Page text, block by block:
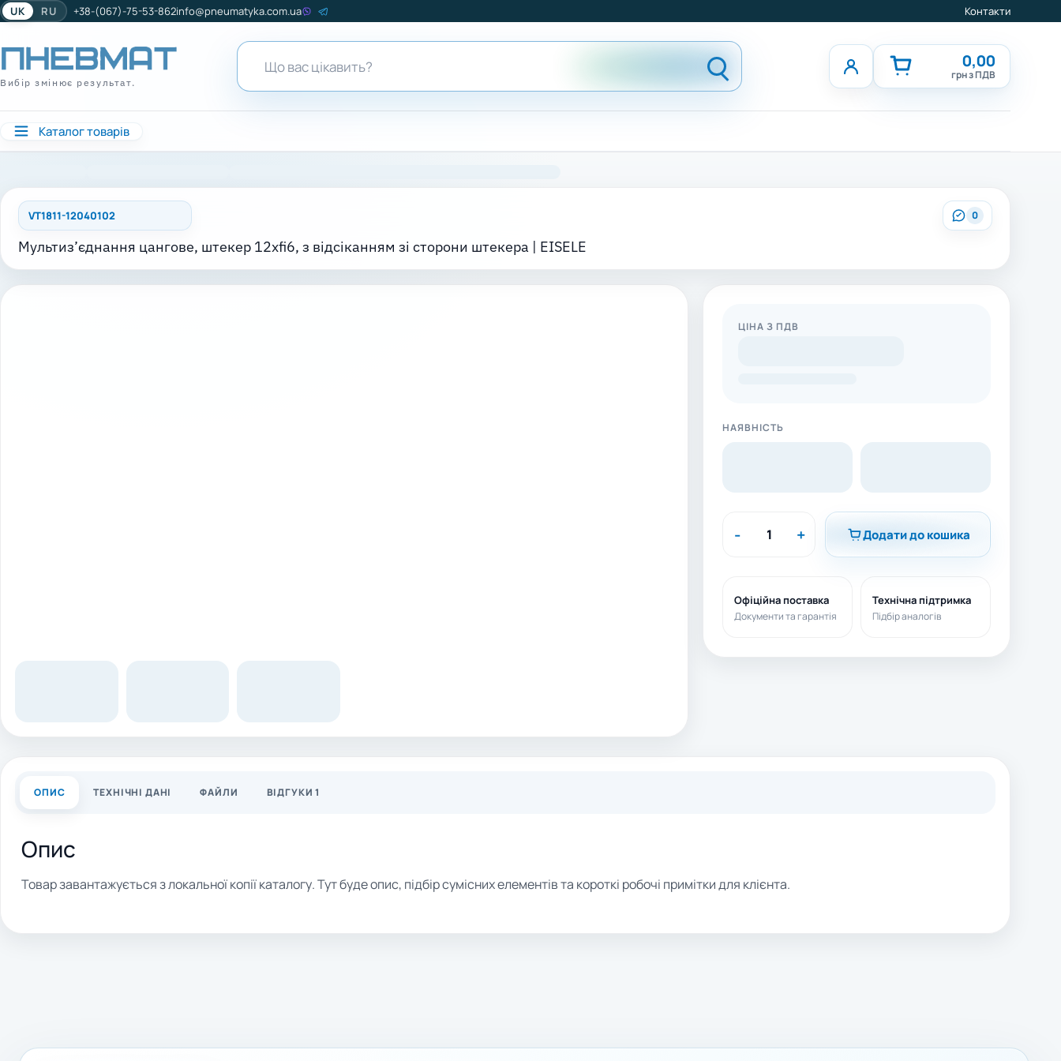
UK RU +38-(067)-75-53-862info@pneumatyka.com.ua Контакти
Вибір змінює результат.
0,00
грн з ПДВ
Каталог товарів
0
VT1811-12040102
Мультиз’єднання цангове, штекер 12xfi6, з відсіканням зі сторони штекера | EISELE
ЦІНА З ПДВ
НАЯВНІСТЬ
- + Додати до кошика
Офіційна поставка
Документи та гарантія
Технічна підтримка
Підбір аналогів
ОПИС ТЕХНІЧНІ ДАНІ ФАЙЛИ ВІДГУКИ 1
Опис
Товар завантажується з локальної копії каталогу. Тут буде опис, підбір сумісних елементів та короткі робочі примітки для клієнта.